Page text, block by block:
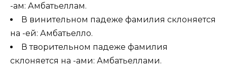
-ам: Амбатьеллам.
В винительном падеже фамилия склоняется
на -ей: Амбатьелло.
В творительном падеже фамилия
склоняется на -ами: Амбатьеллами.